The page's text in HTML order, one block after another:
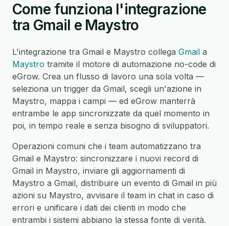
Come funziona l'integrazione
tra Gmail e Maystro
L'integrazione tra Gmail e Maystro collega Gmail a
Maystro tramite il motore di automazione no-code di
eGrow. Crea un flusso di lavoro una sola volta —
seleziona un trigger da Gmail, scegli un'azione in
Maystro, mappa i campi — ed eGrow manterrà
entrambe le app sincronizzate da quel momento in
poi, in tempo reale e senza bisogno di sviluppatori.
Operazioni comuni che i team automatizzano tra
Gmail e Maystro: sincronizzare i nuovi record di
Gmail in Maystro, inviare gli aggiornamenti di
Maystro a Gmail, distribuire un evento di Gmail in più
azioni su Maystro, avvisare il team in chat in caso di
errori e unificare i dati dei clienti in modo che
entrambi i sistemi abbiano la stessa fonte di verità.